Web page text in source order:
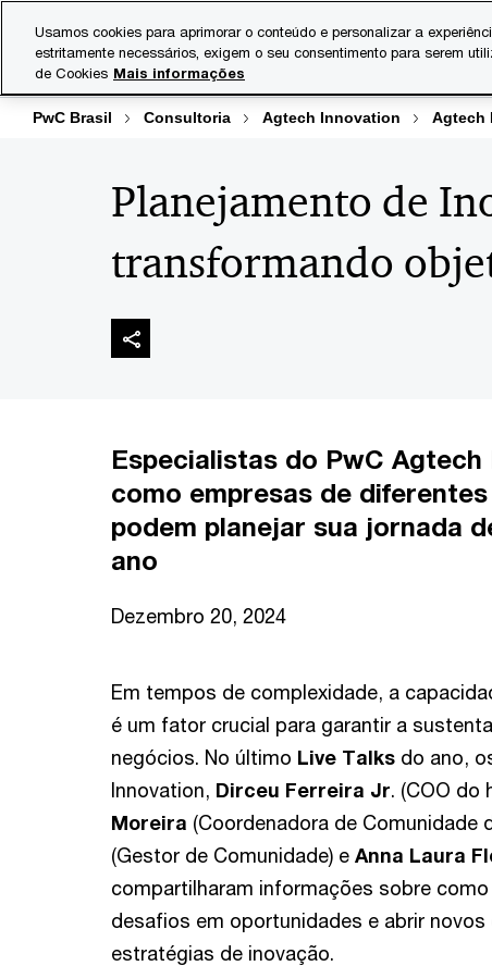
content
footer
Serviços
PwC Brasil Consultoria Agtech Innovation Agtech
Planejamento de
transformando
Especialistas do PwC
como empresas de
podem planejar sua jornada
ano
Dezembro 20, 2024
Em tempos de complexidade, a
é um fator crucial para garantir a
negócios. No último Live Talks do ano,
Innovation, Dirceu Ferreira Jr. (COO do
Moreira (Coordenadora de Comunidade
(Gestor de Comunidade) e Anna Laura
compartilharam informações sobre
desafios em oportunidades e abrir
estratégias de inovação.
Usamos cookies para aprimorar o conteúdo e personalizar a
estritamente necessários, exigem o seu consentimento para serem
de Cookies Mais informações